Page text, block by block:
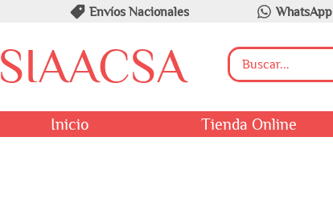
Envíos Nacionales WhatsApp
SIAACSA
Inicio Tienda Online